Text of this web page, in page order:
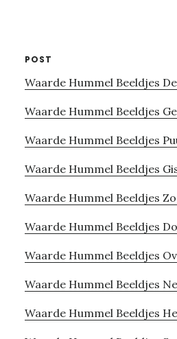
POST
Waarde Hummel Beeldjes
Waarde Hummel Beeldjes
Waarde Hummel Beeldjes
Waarde Hummel Beeldjes
Waarde Hummel Beeldjes
Waarde Hummel Beeldjes
Waarde Hummel Beeldjes
Waarde Hummel Beeldjes
Waarde Hummel Beeldjes